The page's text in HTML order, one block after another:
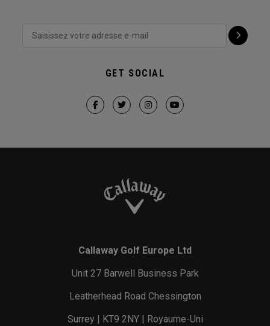
GET SOCIAL
Callaway Golf Europe Ltd
Unit 27 Barwell Business Park
Leatherhead Road Chessington
Surrey | KT9 2NY | Royaume-Uni